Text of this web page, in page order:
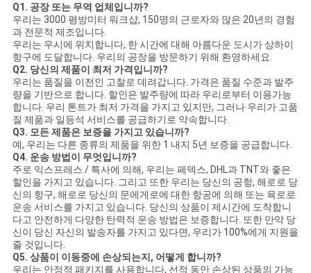
Q1. 공장 또는 무역 업체입니까?
우리는 3000 평방미터 워크샵, 150명의 근로자와 많은 20년의 경험
과 전문적 제조입니다.
우리는 우시에 위치합니다, 한 시간에 대해 아름다운 도시가 상하이
항구에 도달합니다. 우리의 공장을 방문하기 위해 환영하세요.
Q2. 당신의 제품이 최저 가격입니까?
우리는 품질을 이전인 고찰로 데려갑니다. 가격은 품질 수준과 발주
량을 기반으로 합니다. 할인은 발주량에 따라 우리로부터 이용가능
합니다. 우리 톤트가 최저 가격을 가지고 있지만, 그러나 우리가 고품
질 제품과 일등석 서비스를 공급하기로 약속합니다.
Q3. 모든 제품은 보증을 가지고 있습니까?
예, 우리는 다른 종류의 제품을 위한 1 내지 5년 보증을 공급합니다.
Q4. 운송 방법이 무엇입니까?
주로 익스프레스 / 특사에 의해, 우리는 페덱스, DHL과 TNT와 좋은
할인을 가지고 있습니다. 그리고 또한 우리는 당신의 공항, 해로로 당
신의 항구, 해로로 당신의 문에게로에 대한 항공에 의해 또는 육로로
운송 서비스를 가지고 있습니다. 당신의 상품이 제시간에 도착합니
다고 안전하게 다양한 탄력적 운송 방법은 보증합니다. 또한 만약 당
신이 당신 자신의 발송자를 가지고 있다면, 우리가 100%에게 지원을
줄 것입니다.
Q5. 상품이 이동중에 손상되는지, 어떻게 합니까?
우리는 안정적 패키지를 사용합니다, 선적 동안 손상된 상품의 가능